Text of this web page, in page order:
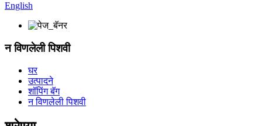
English
न विणलेली पिशवी
घर
उत्पादने
शॉपिंग बॅग
न विणलेली पिशवी